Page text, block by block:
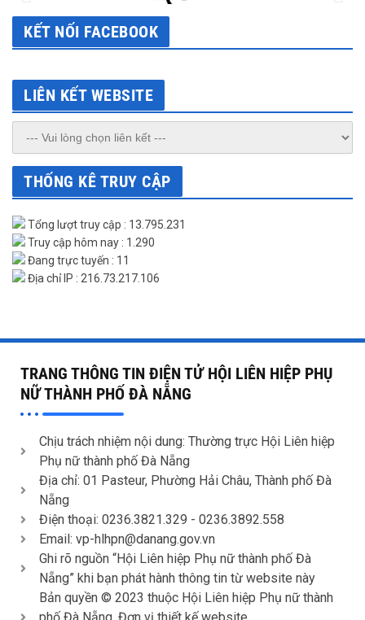
KẾT NỐI FACEBOOK
LIÊN KẾT WEBSITE
THỐNG KÊ TRUY CẬP
Tổng lượt truy cập : 13.795.231
Truy cập hôm nay : 1.290
Đang trực tuyến : 11
Địa chỉ IP : 216.73.217.106
TRANG THÔNG TIN ĐIỆN TỬ HỘI LIÊN HIỆP PHỤ
NỮ THÀNH PHỐ ĐÀ NẴNG
Chịu trách nhiệm nội dung: Thường trực Hội Liên hiệp
Phụ nữ thành phố Đà Nẵng
Địa chỉ: 01 Pasteur, Phường Hải Châu, Thành phố Đà
Nẵng
Điện thoại: 0236.3821.329 - 0236.3892.558
Email: vp-hlhpn@danang.gov.vn
Ghi rõ nguồn “Hội Liên hiệp Phụ nữ thành phố Đà
Nẵng” khi bạn phát hành thông tin từ website này
Bản quyền © 2023 thuộc Hội Liên hiệp Phụ nữ thành